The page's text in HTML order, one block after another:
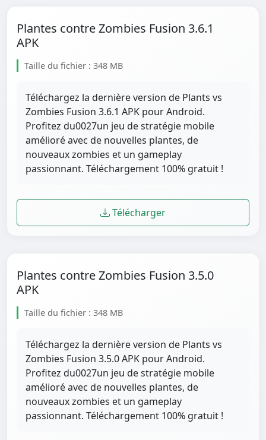
Plantes contre Zombies Fusion 3.6.1
APK
Taille du fichier : 348 MB
Téléchargez la dernière version de Plants vs
Zombies Fusion 3.6.1 APK pour Android.
Profitez du0027un jeu de stratégie mobile
amélioré avec de nouvelles plantes, de
nouveaux zombies et un gameplay
passionnant. Téléchargement 100% gratuit !
Télécharger
Plantes contre Zombies Fusion 3.5.0
APK
Taille du fichier : 348 MB
Téléchargez la dernière version de Plants vs
Zombies Fusion 3.5.0 APK pour Android.
Profitez du0027un jeu de stratégie mobile
amélioré avec de nouvelles plantes, de
nouveaux zombies et un gameplay
passionnant. Téléchargement 100% gratuit !